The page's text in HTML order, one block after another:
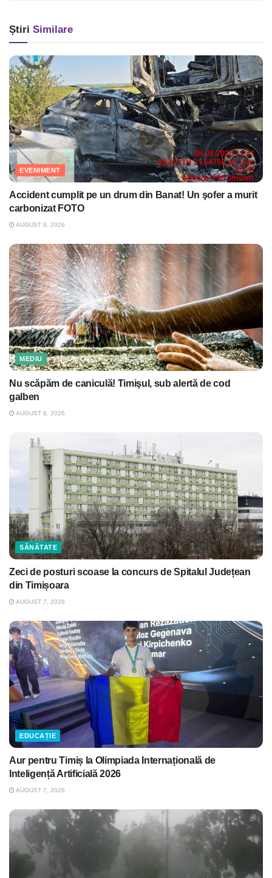
Știri Similare
EVENIMENT
Accident cumplit pe un drum din Banat! Un şofer a murit
carbonizat FOTO
AUGUST 8, 2026
MEDIU
Nu scăpăm de caniculă! Timişul, sub alertă de cod
galben
AUGUST 8, 2026
SĂNĂTATE
Zeci de posturi scoase la concurs de Spitalul Județean
din Timișoara
AUGUST 7, 2026
EDUCAȚIE
Aur pentru Timiș la Olimpiada Internațională de
Inteligență Artificială 2026
AUGUST 7, 2026